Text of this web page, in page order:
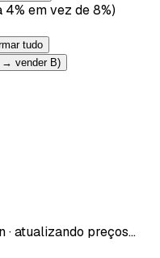
em vez de 8%)
tudo
→ vender B)
· atualizando preços…